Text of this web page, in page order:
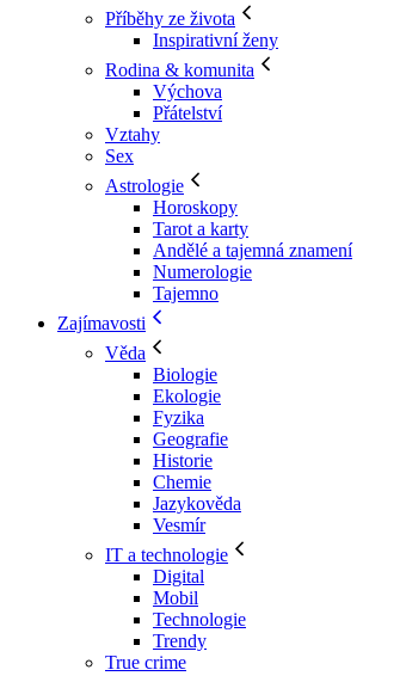
Příběhy ze života
Inspirativní ženy
Rodina & komunita
Výchova
Přátelství
Vztahy
Sex
Astrologie
Horoskopy
Tarot a karty
Andělé a tajemná znamení
Numerologie
Tajemno
Zajímavosti
Věda
Biologie
Ekologie
Fyzika
Geografie
Historie
Chemie
Jazykověda
Vesmír
IT a technologie
Digital
Mobil
Technologie
Trendy
True crime